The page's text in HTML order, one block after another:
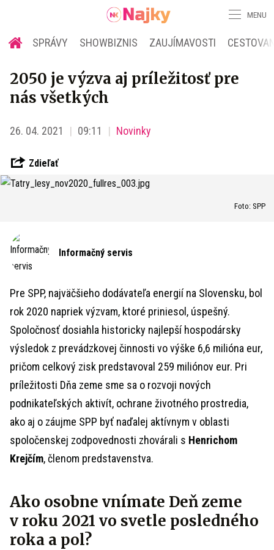
MENU
SPRÁVY SHOWBIZNIS ZAUJÍMAVOSTI
2050 je výzva aj príležitosť pre
nás všetkých
26. 04. 2021 09:11 Novinky
Zdieľať
Foto: SPP
Informačný servis
Pre SPP, najväčšieho dodávateľa energií na Slovensku, bol
rok 2020 napriek výzvam, ktoré priniesol, úspešný.
Spoločnosť dosiahla historicky najlepší hospodársky
výsledok z prevádzkovej činnosti vo výške 6,6 milióna eur,
pričom celkový zisk predstavoval 259 miliónov eur. Pri
príležitosti Dňa zeme sme sa o rozvoji nových
podnikateľských aktivít, ochrane životného prostredia,
ako aj o záujme SPP byť naďalej aktívnym v oblasti
spoločenskej zodpovednosti zhovárali s Henrichom
Krejčím, členom predstavenstva.
Ako osobne vnímate Deň zeme
v roku 2021 vo svetle posledného
roka a pol?